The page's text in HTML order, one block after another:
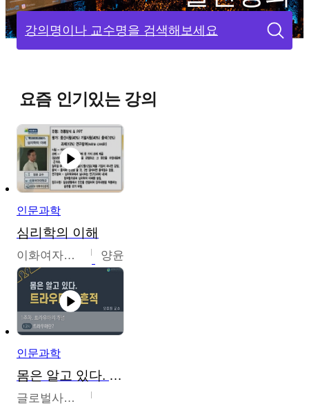
강의명이나 교수명을 검색해보세요
요즘 인기있는 강의
인문과학
심리학의 이해
이화여자대학교 양윤
인문과학
몸은 알고 있다. 트라우마의 흔적
글로벌사이버대학교